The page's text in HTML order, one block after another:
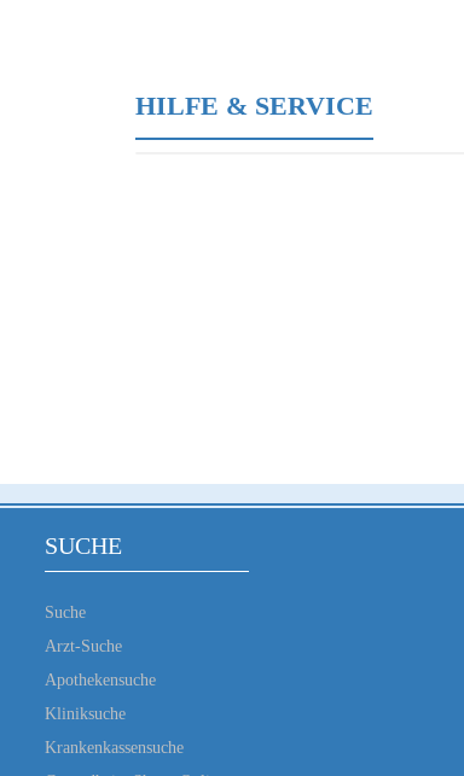
HILFE & SERVICE
SUCHE
Suche
Arzt-Suche
Apothekensuche
Kliniksuche
Krankenkassensuche